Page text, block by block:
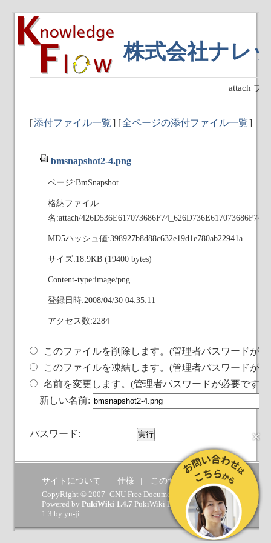
株式会社ナレ
attach プ
[添付ファイル一覧] [全ページの添付ファイル一覧]
bmsnapshot2-4.png
ページ:BmSnapshot
格納ファイル
名:attach/
MD5ハッシュ値:398927b8d88c632e19d1e780ab22941a
サイズ:18.9KB (19400 bytes)
Content-type:image/png
登録日時:2008/04/30 04:35:11
アクセス数:2284
このファイルを削除します。(管理者パスワードが
このファイルを凍結します。(管理者パスワードが
名前を変更します。(管理者パスワードが必要です)
新しい名前:
パスワード:
サイトについて 仕様 このサイトへの要望 ヘルプ
CopyRight © 2007- GNU Free Documentation License.
Powered by PukiWiki 1.4.7 PukiWiki Developers Team( GPL )
1.3 by yu-ji
×